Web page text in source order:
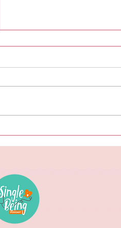
สุขภาพดีต้อนรับ #ตรุษจีน ปี
ครบทั้งสามวัน!